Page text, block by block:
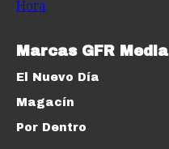
Marcas GFR Media
El Nuevo Día
Magacín
Por Dentro